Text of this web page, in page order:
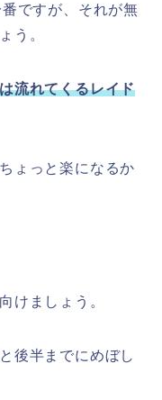
ですが、それが無
う。
流れてくるレイド
ょっと楽になるか
けましょう。
後半までにめぼし